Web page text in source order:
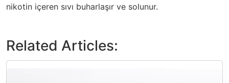
nikotin içeren sıvı buharlaşır ve solunur.
Related Articles: